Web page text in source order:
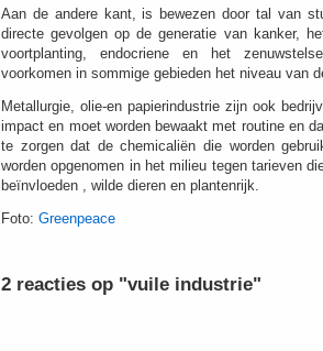
Aan de andere kant, is bewezen door tal van
directe gevolgen op de generatie van kanker,
voortplanting, endocriene en het
voorkomen in sommige gebieden het niveau van
Metallurgie, olie-en papierindustrie zijn ook
impact en moet worden bewaakt met routine en
te zorgen dat de chemicaliën die worden
worden opgenomen in het milieu tegen tarieven
beïnvloeden , wilde dieren en plantenrijk.
Foto: Greenpeace
2 reacties op "vuile industrie"